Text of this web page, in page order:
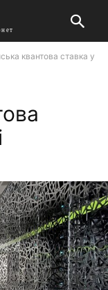
квантова ставка у